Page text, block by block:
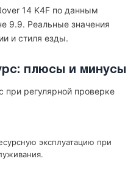
14 K4F по данным
9.9. Реальные значения
и стиля езды.
плюсы и минусы
при регулярной проверке
эксплуатацию при